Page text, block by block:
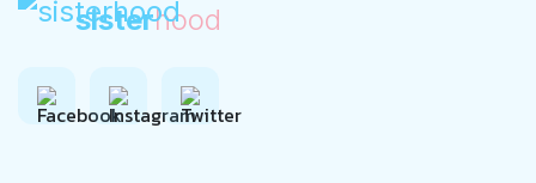
sisterhood